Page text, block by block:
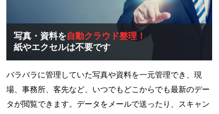
写真・資料を自動クラウド整理！
紙やエクセルは不要です
バラバラに管理していた写真や資料を一元管理でき、現
場、事務所、客先など、いつでもどこからでも最新のデー
タが閲覧できます。データをメールで送ったり、スキャン